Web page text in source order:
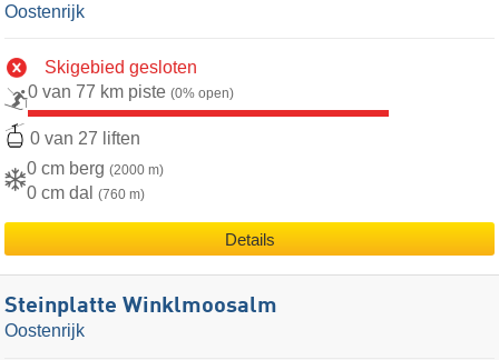
Oostenrijk
Skigebied gesloten
0 van 77 km piste (0% open)
0 van 27 liften
0 cm berg (2000 m)
0 cm dal (760 m)
Details
Steinplatte Winklmoosalm
Oostenrijk